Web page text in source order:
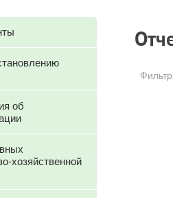
об
хозяйственной